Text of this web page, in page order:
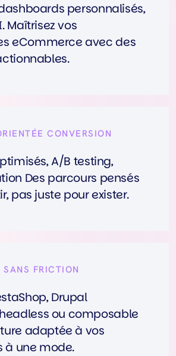
personnalisés,
Maîtrisez vos
eCommerce avec des
CONVERSION
A/B testing,
Des parcours pensés
pas juste pour exister.
FRICTION
Drupal
ou composable
adaptée à vos
à une mode.